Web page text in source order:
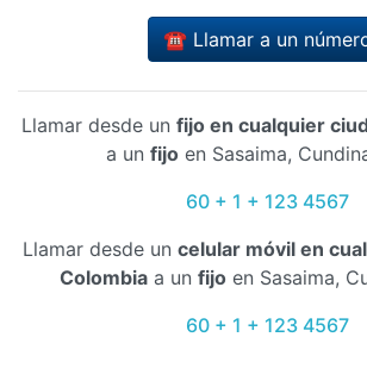
☎️ Llamar a un
Llamar desde un fijo en cualquier
a un fijo en Sasaima,
60 + 1 + 123 4567
Llamar desde un celular móvil en
Colombiaa un fijoen Sasaima,
60 + 1 + 123 4567